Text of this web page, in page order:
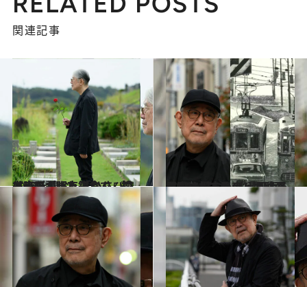
関連記事
2024.11.16
【#5を読む】「ひさびさに来たよ、京平さん」筒美京平が眠る鎌倉で、松本隆が語ったこと
カルチャー 2023.11.28
【#4を読む】「『風街ろまん』ジャケットの路面電車はどこを走っているのか」松本隆の“種明かし”
カルチャー